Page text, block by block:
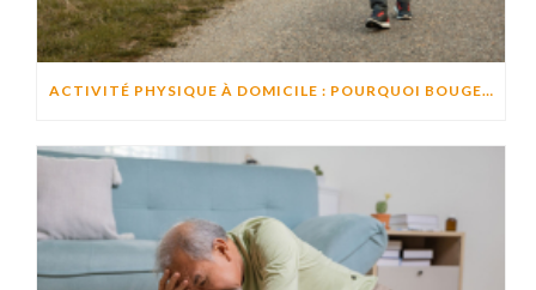
ACTIVITÉ PHYSIQUE À DOMICILE : POURQUOI BOUGER CHAQUE JOUR AIDE À PRÉSERVER L’AUTONOMIE ?